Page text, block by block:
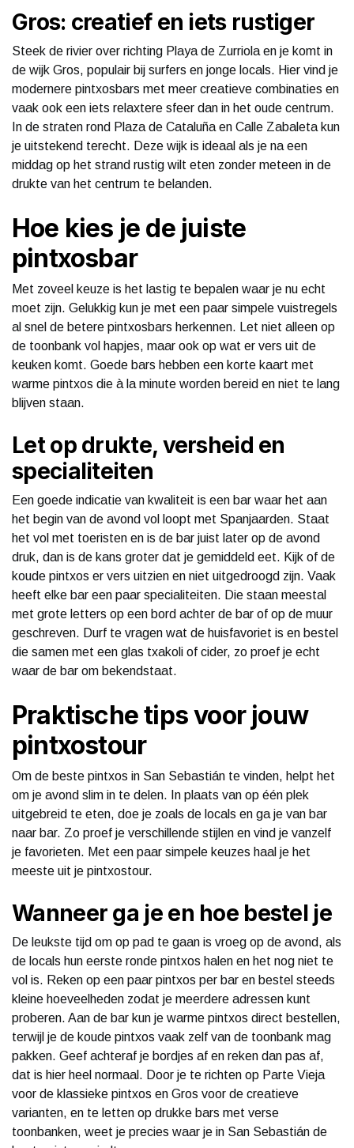
Gros: creatief en iets rustiger
Steek de rivier over richting Playa de Zurriola en je komt in
de wijk Gros, populair bij surfers en jonge locals. Hier vind je
modernere pintxosbars met meer creatieve combinaties en
vaak ook een iets relaxtere sfeer dan in het oude centrum.
In de straten rond Plaza de Cataluña en Calle Zabaleta kun
je uitstekend terecht. Deze wijk is ideaal als je na een
middag op het strand rustig wilt eten zonder meteen in de
drukte van het centrum te belanden.
Hoe kies je de juiste
pintxosbar
Met zoveel keuze is het lastig te bepalen waar je nu echt
moet zijn. Gelukkig kun je met een paar simpele vuistregels
al snel de betere pintxosbars herkennen. Let niet alleen op
de toonbank vol hapjes, maar ook op wat er vers uit de
keuken komt. Goede bars hebben een korte kaart met
warme pintxos die à la minute worden bereid en niet te lang
blijven staan.
Let op drukte, versheid en
specialiteiten
Een goede indicatie van kwaliteit is een bar waar het aan
het begin van de avond vol loopt met Spanjaarden. Staat
het vol met toeristen en is de bar juist later op de avond
druk, dan is de kans groter dat je gemiddeld eet. Kijk of de
koude pintxos er vers uitzien en niet uitgedroogd zijn. Vaak
heeft elke bar een paar specialiteiten. Die staan meestal
met grote letters op een bord achter de bar of op de muur
geschreven. Durf te vragen wat de huisfavoriet is en bestel
die samen met een glas txakoli of cider, zo proef je echt
waar de bar om bekendstaat.
Praktische tips voor jouw
pintxostour
Om de beste pintxos in San Sebastián te vinden, helpt het
om je avond slim in te delen. In plaats van op één plek
uitgebreid te eten, doe je zoals de locals en ga je van bar
naar bar. Zo proef je verschillende stijlen en vind je vanzelf
je favorieten. Met een paar simpele keuzes haal je het
meeste uit je pintxostour.
Wanneer ga je en hoe bestel je
De leukste tijd om op pad te gaan is vroeg op de avond, als
de locals hun eerste ronde pintxos halen en het nog niet te
vol is. Reken op een paar pintxos per bar en bestel steeds
kleine hoeveelheden zodat je meerdere adressen kunt
proberen. Aan de bar kun je warme pintxos direct bestellen,
terwijl je de koude pintxos vaak zelf van de toonbank mag
pakken. Geef achteraf je bordjes af en reken dan pas af,
dat is hier heel normaal. Door je te richten op Parte Vieja
voor de klassieke pintxos en Gros voor de creatieve
varianten, en te letten op drukke bars met verse
toonbanken, weet je precies waar je in San Sebastián de